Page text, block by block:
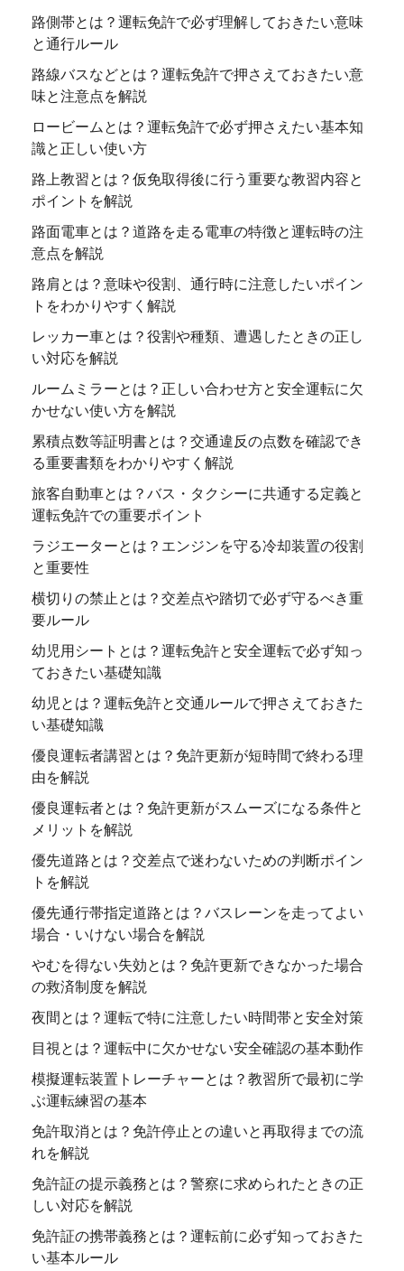
路側帯とは？運転免許で必ず理解しておきたい意味
と通行ルール
路線バスなどとは？運転免許で押さえておきたい意
味と注意点を解説
ロービームとは？運転免許で必ず押さえたい基本知
識と正しい使い方
路上教習とは？仮免取得後に行う重要な教習内容と
ポイントを解説
路面電車とは？道路を走る電車の特徴と運転時の注
意点を解説
路肩とは？意味や役割、通行時に注意したいポイン
トをわかりやすく解説
レッカー車とは？役割や種類、遭遇したときの正し
い対応を解説
ルームミラーとは？正しい合わせ方と安全運転に欠
かせない使い方を解説
累積点数等証明書とは？交通違反の点数を確認でき
る重要書類をわかりやすく解説
旅客自動車とは？バス・タクシーに共通する定義と
運転免許での重要ポイント
ラジエーターとは？エンジンを守る冷却装置の役割
と重要性
横切りの禁止とは？交差点や踏切で必ず守るべき重
要ルール
幼児用シートとは？運転免許と安全運転で必ず知っ
ておきたい基礎知識
幼児とは？運転免許と交通ルールで押さえておきた
い基礎知識
優良運転者講習とは？免許更新が短時間で終わる理
由を解説
優良運転者とは？免許更新がスムーズになる条件と
メリットを解説
優先道路とは？交差点で迷わないための判断ポイン
トを解説
優先通行帯指定道路とは？バスレーンを走ってよい
場合・いけない場合を解説
やむを得ない失効とは？免許更新できなかった場合
の救済制度を解説
夜間とは？運転で特に注意したい時間帯と安全対策
目視とは？運転中に欠かせない安全確認の基本動作
模擬運転装置トレーチャーとは？教習所で最初に学
ぶ運転練習の基本
免許取消とは？免許停止との違いと再取得までの流
れを解説
免許証の提示義務とは？警察に求められたときの正
しい対応を解説
免許証の携帯義務とは？運転前に必ず知っておきた
い基本ルール